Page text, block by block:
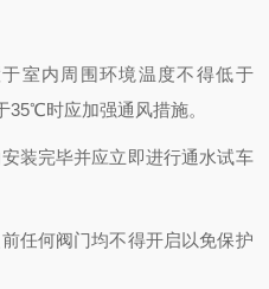
内周围环境温度不得低于
时应加强通风措施。
完毕并应立即进行通水试车
何阀门均不得开启以免保护